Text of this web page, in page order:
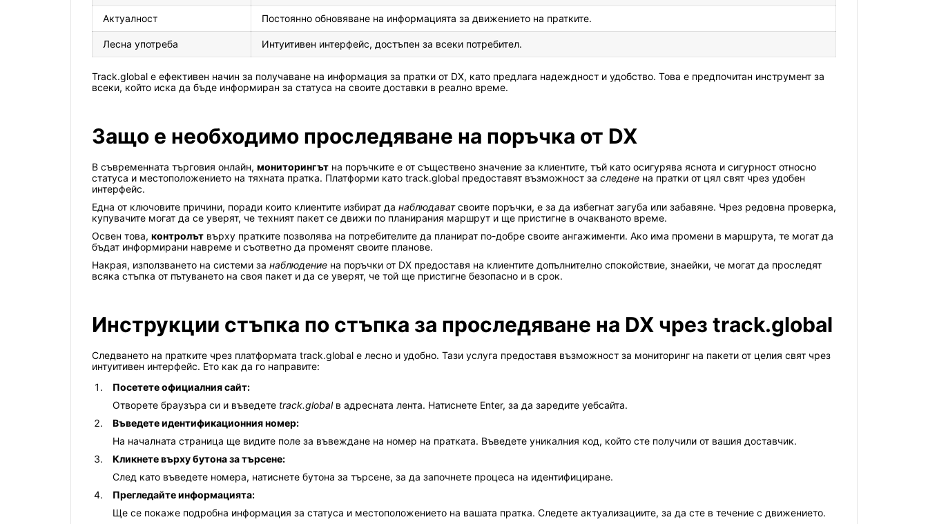
Актуалност Постоянно обновяване на информацията за движението на пратките.
Лесна употреба Интуитивен интерфейс, достъпен за всеки потребител.
Track.global е ефективен начин за получаване на информация за пратки от DX, като предлага надеждност и удобство. Това е предпочитан инструмент за
всеки, който иска да бъде информиран за статуса на своите доставки в реално време.
Защо е необходимо проследяване на поръчка от DX
В съвременната търговия онлайн, мониторингът на поръчките е от съществено значение за клиентите, тъй като осигурява яснота и сигурност относно
статуса и местоположението на тяхната пратка. Платформи като track.global предоставят възможност за следене на пратки от цял свят чрез удобен
интерфейс.
Една от ключовите причини, поради които клиентите избират да наблюдаватсвоите поръчки, е за да избегнат загуба или забавяне. Чрез редовна проверка,
купувачите могат да се уверят, че техният пакет се движи по планирания маршрут и ще пристигне в очакваното време.
Освен това, контролът върху пратките позволява на потребителите да планират по-добре своите ангажименти. Ако има промени в маршрута, те могат да
бъдат информирани навреме и съответно да променят своите планове.
Накрая, използването на системи за наблюдение на поръчки от DX предоставя на клиентите допълнително спокойствие, знаейки, че могат да проследят
всяка стъпка от пътуването на своя пакет и да се уверят, че той ще пристигне безопасно и в срок.
Инструкции стъпка по стъпка за проследяване на DX чрез track.global
Следването на пратките чрез платформата track.global е лесно и удобно. Тази услуга предоставя възможност за мониторинг на пакети от целия свят чрез
интуитивен интерфейс. Ето как да го направите:
Посетете официалния сайт:
Отворете браузъра си и въведете track.globalв адресната лента. Натиснете Enter, за да заредите уебсайта.
Въведете идентификационния номер:
На началната страница ще видите поле за въвеждане на номер на пратката. Въведете уникалния код, който сте получили от вашия доставчик.
Кликнете върху бутона за търсене:
След като въведете номера, натиснете бутона за търсене, за да започнете процеса на идентифициране.
Прегледайте информацията:
Ще се покаже подробна информация за статуса и местоположението на вашата пратка. Следете актуализациите, за да сте в течение с движението.